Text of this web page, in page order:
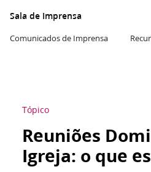
Sala de Imprensa
Comunicados de Imprensa
Tópico
Reuniões
Igreja: o que